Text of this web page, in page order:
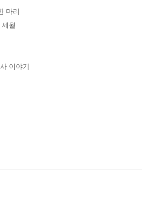
마리
월
이야기